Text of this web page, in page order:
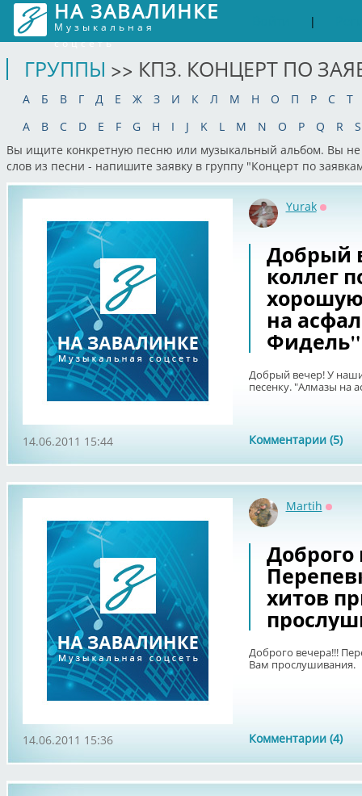
НА ЗАВАЛИНКЕ
Музыкальная
соцсеть
|
ГРУППЫ >> КПЗ. КОНЦЕРТ ПО
А Б В Г Д Е Ж З И К Л М Н О П Р С
Т
A
B C D E F G H I J K L M N O P Q R
S
Вы ищите конкретную песню или музыкальный альбом. Вы не
слов из песни - напишите заявку в группу "Концерт по
Yurak
Добрый
коллег
на
Добрый вечер! У
песенку. "Алмазы на
Комментарии (5)
14.06.2011 15:44
Martih
Доброго
хитов
Доброго вечера!!!
Вам прослушивания.
Комментарии (4)
14.06.2011 15:36